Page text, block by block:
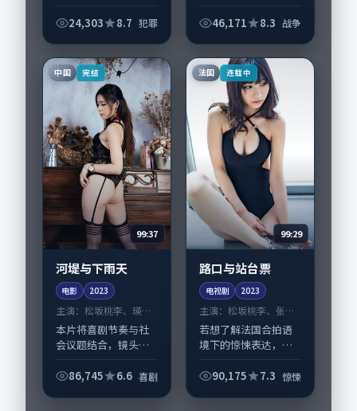
《最后一班传真机》
主线；取景与声音设
计凸显英国城市质
24,303 8.7 犯罪
艺，由奉俊昊执导，
亦参与重要戏份。故
事围绕当代都市中的...
46,171 8.3 战争
中国 完结
99:37
河堤与下雨天
电影 2023
主演： 松坂桃李、瑛太
等
本片将喜剧节奏与社
会议题结合，镜头语
《河堤与下雨天》由
86,745 6.6 喜剧
法国 连载中
99:29
路口与站台票
电视剧 2023
主演：松坂桃李、张译
等
若想了解法国合拍语
境下的惊悚表达，
得关注：剧情侧重人
90,175 7.3 惊悚